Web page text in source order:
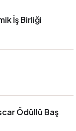
İş Birliği
Ödüllü Baş